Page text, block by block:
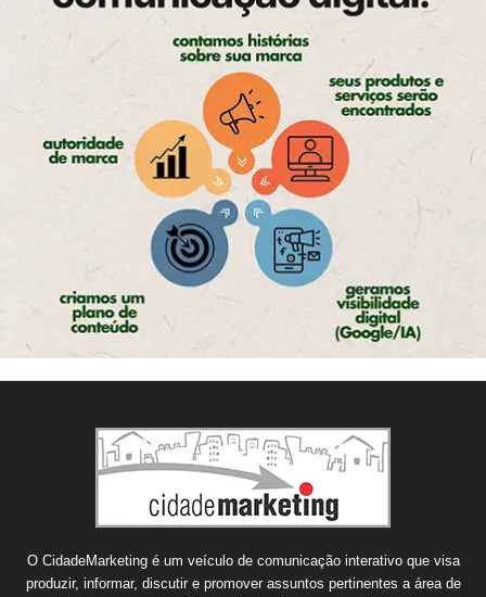
O CidadeMarketing é um veículo de comunicação interativo que visa
produzir, informar, discutir e promover assuntos pertinentes a área de